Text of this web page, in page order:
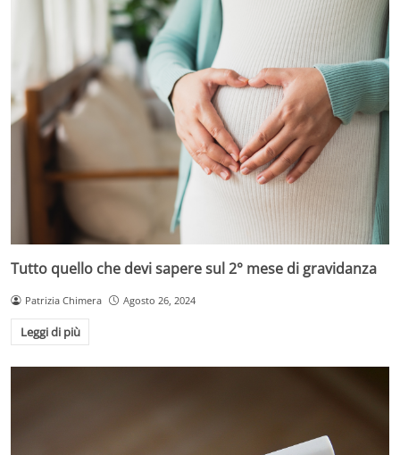
Tutto quello che devi sapere sul 2° mese di gravidanza
Patrizia Chimera Agosto 26, 2024
Leggi di più